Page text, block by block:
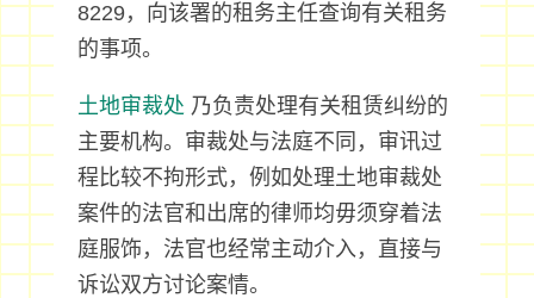
8229，向该署的租务主任查询有关租务
的事项。
土地审裁处乃负责处理有关租赁纠纷的
主要机构。审裁处与法庭不同，审讯过
程比较不拘形式，例如处理土地审裁处
案件的法官和出席的律师均毋须穿着法
庭服饰，法官也经常主动介入，直接与
诉讼双方讨论案情。